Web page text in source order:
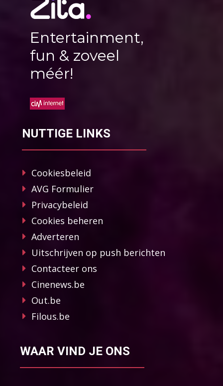
Entertainment,
fun & zoveel
méér!
NUTTIGE LINKS
Cookiesbeleid
AVG Formulier
Privacybeleid
Cookies beheren
Adverteren
Uitschrijven op push berichten
Contacteer ons
Cinenews.be
Out.be
Filous.be
WAAR VIND JE ONS